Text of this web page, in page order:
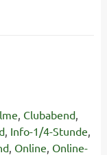
, Clubabend,
, Info-1/4-Stunde,
, Online, Online-